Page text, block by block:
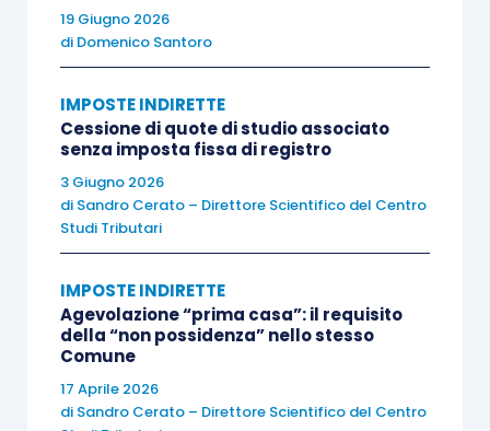
bollo, contributo unificato), potrà trovare
applicazione l’articolo 5
D.P.R. 642/1972cheesenta dall’imposta di bollo
gli atti relativi alla riscossione ed al rimborso
dei tributi, dei contributi e delle entrate extra
Da ultimo l’Agenzia delle entrate (
interpellata sull’obbligo di
pubblici ufficiali del
mancato assolvimento
dell’imposta di bollo sulle fatture elettroniche
ricevute, evidenzia come la procedura
automatizzata individua nell’emittente la fattura
19 Giugno 2026
di Domenico Santoro
IMPOSTE INDIRETTE
Cessione di quote di studio associato
senza imposta fissa di registro
3 Giugno 2026
di Sandro Cerato – Direttore Scientifico del Centro
Studi Tributari
IMPOSTE INDIRETTE
Agevolazione “prima casa”: il requisito
della “non possidenza” nello stesso
Comune
17 Aprile 2026
di Sandro Cerato – Direttore Scientifico del Centro